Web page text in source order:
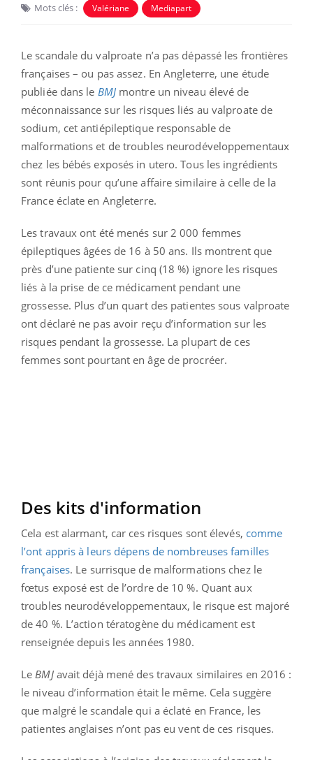
Mots clés : Valériane Mediapart
Le scandale du valproate n’a pas dépassé les frontières
françaises – ou pas assez. En Angleterre, une étude
publiée dans le BMJmontre un niveau élevé de
méconnaissance sur les risques liés au valproate de
sodium, cet antiépileptique responsable de
malformations et de troubles neurodéveloppementaux
chez les bébés exposés in utero. Tous les ingrédients
sont réunis pour qu’une affaire similaire à celle de la
France éclate en Angleterre.
Les travaux ont été menés sur 2 000 femmes
épileptiques âgées de 16 à 50 ans. Ils montrent que
près d’une patiente sur cinq (18 %) ignore les risques
liés à la prise de ce médicament pendant une
grossesse. Plus d’un quart des patientes sous valproate
ont déclaré ne pas avoir reçu d’information sur les
risques pendant la grossesse. La plupart de ces
femmes sont pourtant en âge de procréer.
Des kits d'information
Cela est alarmant, car ces risques sont élevés, comme
l’ont appris à leurs dépens de nombreuses familles
françaises. Le surrisque de malformations chez le
fœtus exposé est de l’ordre de 10 %. Quant aux
troubles neurodéveloppementaux, le risque est majoré
de 40 %. L’action tératogène du médicament est
renseignée depuis les années 1980.
Le BMJavait déjà mené des travaux similaires en 2016 :
le niveau d’information était le même. Cela suggère
que malgré le scandale qui a éclaté en France, les
patientes anglaises n’ont pas eu vent de ces risques.